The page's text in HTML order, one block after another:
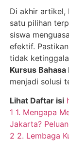
Di akhir artikel,
satu pilihan
siswa
efektif.
tidak
Kursus
menjadi solusi
Lihat Daftar isi
1 1. Mengapa
Jakarta?
2 2. Lembaga